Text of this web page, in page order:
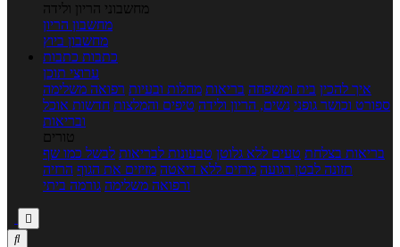
מחשבוני הריון ולידה
מחשבון הריון
מחשבון ביוץ
כתבות כתבות
ערוצי תוכן
איך להכין בית ומשפחה בריאות מחלות ובעיות רפואה משלימה
ספורט וכושר גופני נשים, הריון ולידה טיפים והמלצות חדשות אוכל
ובריאות
טורים
בריאות בצלחת טעים ללא גלוטן טבעונות לבריאות לבשל כמו שף
תזונה לבטן רגועה מרזים ללא דיאטה מזיזים את הגוף הרזיה
ורפואה משלימה גורמה ביתי

